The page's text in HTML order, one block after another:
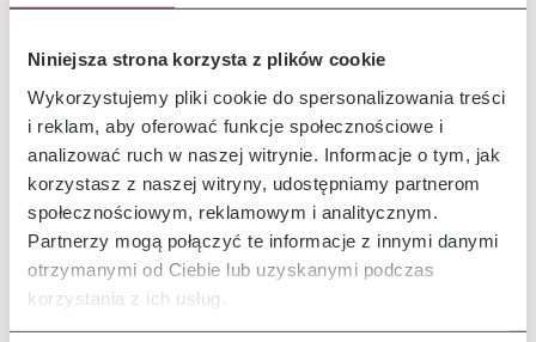
Niniejsza strona korzysta z plików cookie
Wykorzystujemy pliki cookie do spersonalizowania treści
i reklam, aby oferować funkcje społecznościowe i
analizować ruch w naszej witrynie. Informacje o tym, jak
korzystasz z naszej witryny, udostępniamy partnerom
społecznościowym, reklamowym i analitycznym.
Partnerzy mogą połączyć te informacje z innymi danymi
otrzymanymi od Ciebie lub uzyskanymi podczas
korzystania z ich usług.
1,5M i HO 45 CIR. Kanapa Tampa to duża, komfortowa sofa,
Producent/Importer/Dostawca
Pozostałe z kolekcji